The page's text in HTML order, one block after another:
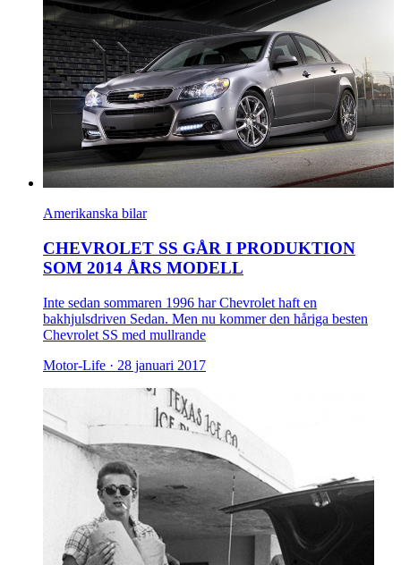
Amerikanska bilar
CHEVROLET SS GÅR I PRODUKTION
SOM 2014 ÅRS MODELL
Inte sedan sommaren 1996 har Chevrolet haft en
bakhjulsdriven Sedan. Men nu kommer den håriga besten
Chevrolet SS med mullrande
Motor-Life · 28 januari 2017